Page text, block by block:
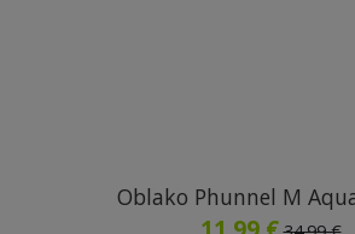
Oblako Phunnel M